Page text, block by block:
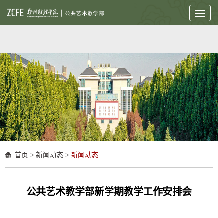
Toggle
首页 > 新闻动态 > 新闻动态
公共艺术教学部新学期教学工作安排会